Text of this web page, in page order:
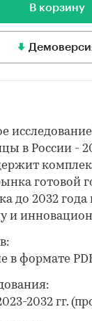
В корзину
в России -
готовой
до 2032 года
и
в формате
2032 гг.